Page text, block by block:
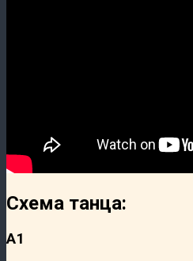
Схема танца:
А1